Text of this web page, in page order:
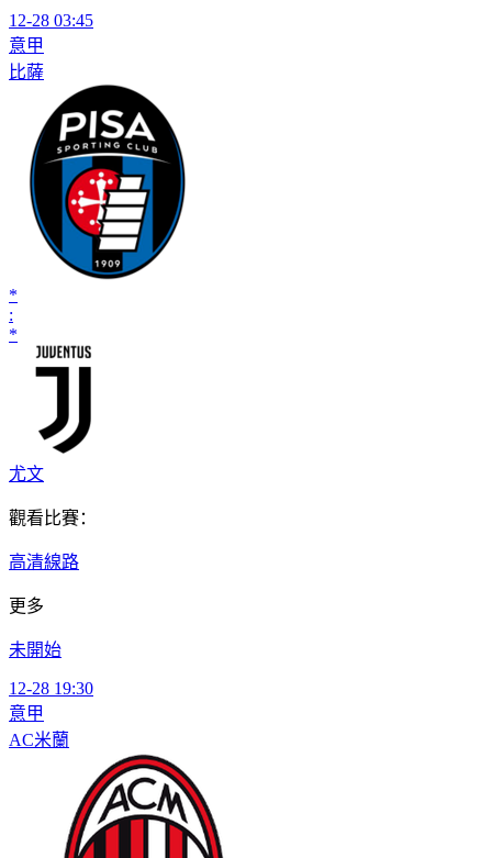
12-28 03:45
意甲
比薩
*
:
*
尤文
觀看比賽：
高清線路
更多
未開始
12-28 19:30
意甲
AC米蘭